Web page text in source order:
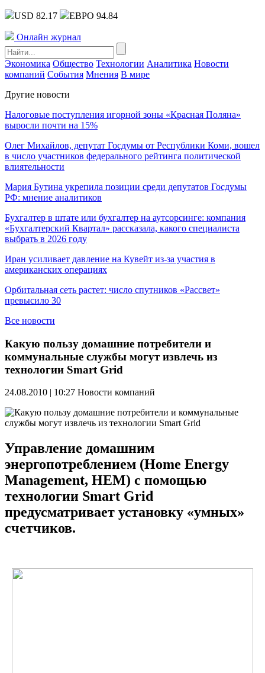
USD 82.17 ЕВРО 94.84
Онлайн журнал
Экономика Общество Технологии Аналитика Новости
компаний События Мнения В мире
Другие новости
Налоговые поступления игорной зоны «Красная Поляна»
выросли почти на 15%
Олег Михайлов, депутат Госдумы от Республики Коми, вошел
в число участников федерального рейтинга политической
влиятельности
Мария Бутина укрепила позиции среди депутатов Госдумы
РФ: мнение аналитиков
Бухгалтер в штате или бухгалтер на аутсорсинге: компания
«Бухгалтерский Квартал» рассказала, какого специалиста
выбрать в 2026 году
Иран усиливает давление на Кувейт из-за участия в
американских операциях
Орбитальная сеть растет: число спутников «Рассвет»
превысило 30
Все новости
Какую пользу домашние потребители и
коммунальные службы могут извлечь из
технологии Smart Grid
24.08.2010 | 10:27 Новости компаний
Управление домашним
энергопотреблением (Home Energy
Management, HEM) с помощью
технологии Smart Grid
предусматривает установку «умных»
счетчиков.